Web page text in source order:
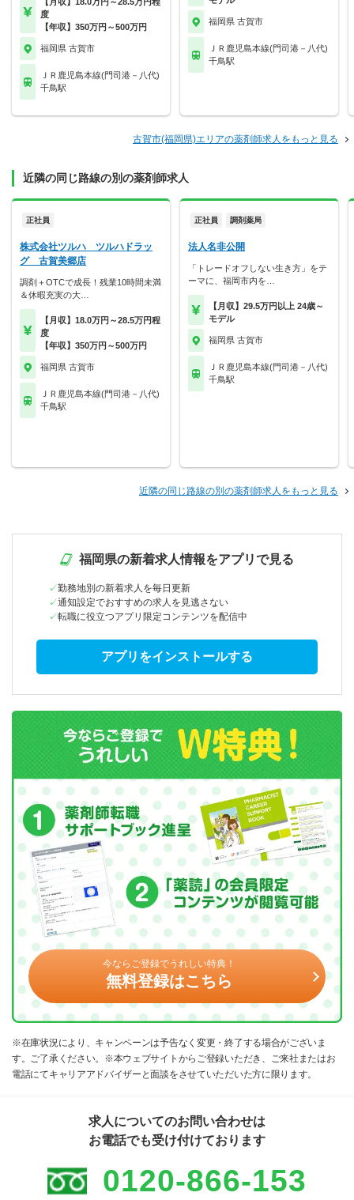
【月収】18.0万円～28.5万円程
度
【年収】350万円～500万円
福岡県 古賀市
ＪＲ鹿児島本線(門司港－八代)
千鳥駅
福岡県 古賀市
ＪＲ鹿児島本線(門司港－八代)
千鳥駅
古賀市(福岡県)エリアの薬剤師求人をもっと見る
近隣の同じ路線の別の薬剤師求人
正社員
株式会社ツルハ ツルハドラッ
グ 古賀美郷店
調剤＋OTCで成長！残業10時間未満
＆休暇充実の大…
【月収】18.0万円～28.5万円程
度
【年収】350万円～500万円
福岡県 古賀市
ＪＲ鹿児島本線(門司港－八代)
千鳥駅
正社員 調剤薬局
法人名非公開
「トレードオフしない生き方」をテ
ーマに、福岡市内を…
【月収】29.5万円以上 24歳～
モデル
福岡県 古賀市
ＪＲ鹿児島本線(門司港－八代)
千鳥駅
近隣の同じ路線の別の薬剤師求人をもっと見る
福岡県の新着求人情報をアプリで見る
勤務地別の新着求人を毎日更新
通知設定でおすすめの求人を見逃さない
転職に役立つアプリ限定コンテンツを配信中
アプリをインストールする
今ならご登録でうれしい特典！
無料登録はこちら
※在庫状況により、キャンペーンは予告なく変更・終了する場合がございま
す。ご了承ください。※本ウェブサイトからご登録いただき、ご来社またはお
電話にてキャリアアドバイザーと面談をさせていただいた方に限ります。
求人についてのお問い合わせは
お電話でも受け付けております
0120-866-153